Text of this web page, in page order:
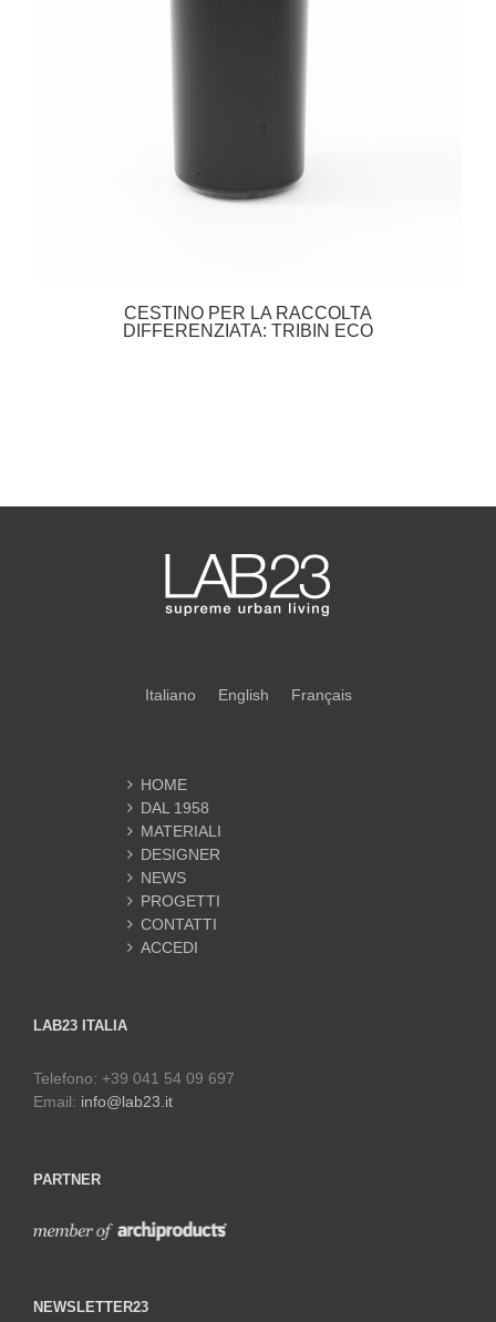
CESTINO PER LA RACCOLTA
DIFFERENZIATA: TRIBIN ECO
Italiano English Français
HOME
DAL 1958
MATERIALI
DESIGNER
NEWS
PROGETTI
CONTATTI
ACCEDI
LAB23 ITALIA
Telefono: +39 041 54 09 697
Email: info@lab23.it
PARTNER
NEWSLETTER23